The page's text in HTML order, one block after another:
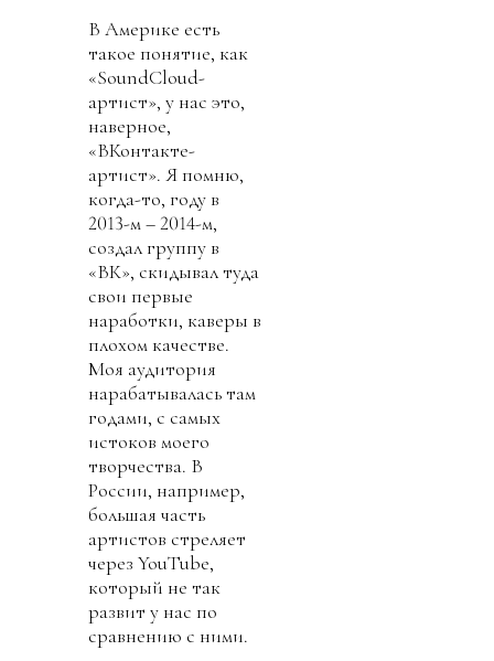
В Америке есть
такое понятие, как
«SoundCloud-
артист», у нас это,
наверное,
«ВКонтакте-
артист». Я помню,
когда-то, году в
2013-м – 2014-м,
создал группу в
«ВК», скидывал туда
свои первые
наработки, каверы в
плохом качестве.
Моя аудитория
нарабатывалась там
годами, с самых
истоков моего
творчества. В
России, например,
большая часть
артистов стреляет
через YouTube,
который не так
развит у нас по
сравнению с ними.